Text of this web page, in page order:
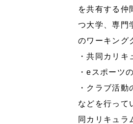
を共有する仲
つ大学、専門
のワーキング
・共同カリ
・eスポーツ
・クラブ活
などを行って
同カリキュラ